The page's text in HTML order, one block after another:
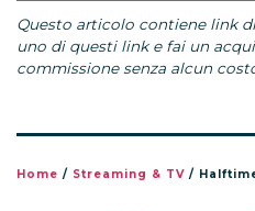
Questo articolo contiene link
uno di questi link e fai un
commissione senza alcun
Home / Streaming & TV / Halftime